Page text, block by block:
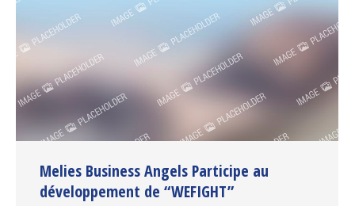
Melies Business Angels Participe au
développement de “WEFIGHT”